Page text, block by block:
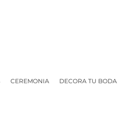
CEREMONIA DECORA TU BODA